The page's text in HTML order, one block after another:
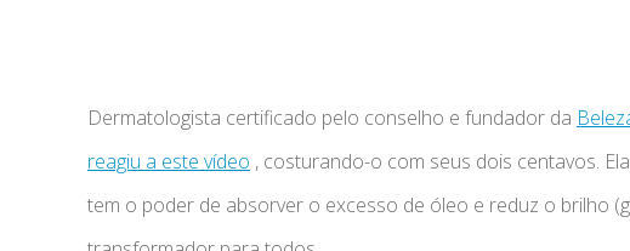
Dermatologista certificado pelo conselho e fundador da
reagiu a este vídeo , costurando-o com seus dois centavos.
tem o poder de absorver o excesso de óleo e reduz o brilho